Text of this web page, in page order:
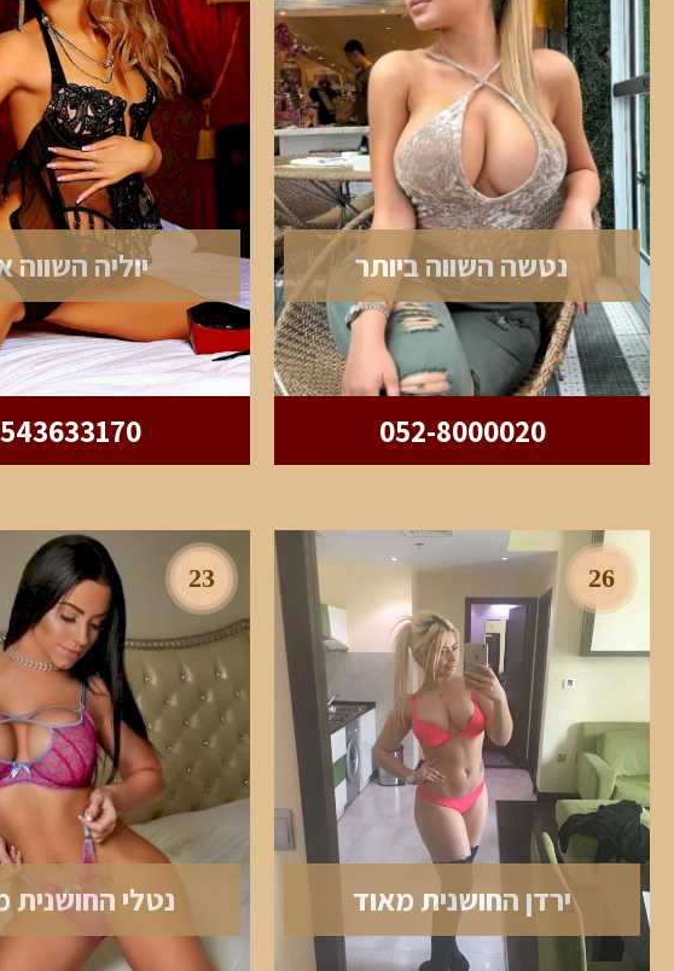
נטשה השווה ביותר
052-8000020
יוליה השווה
26
ירדן החושנית מאוד
23
נטלי החושנית